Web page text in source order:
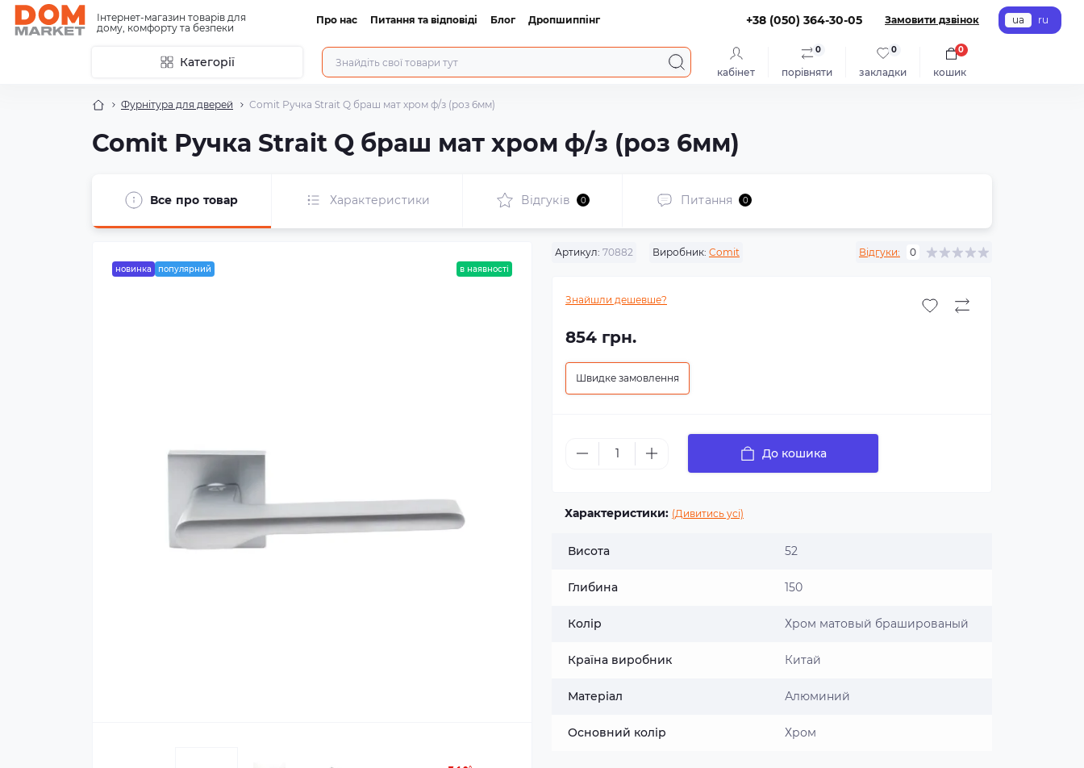
Інтернет-магазин товарів для
дому, комфорту та безпеки
Про нас Питання та відповіді Блог Дропшиппінг +38 (050) 364-30-05 Замовити дзвінок ua ru
Категорії
кабінет порівняти
0
закладки
0
кошик
0
Фурнітура для дверей Comit Ручка Strait Q браш мат хром ф/з (роз 6мм)
Comit Ручка Strait Q браш мат хром ф/з (роз 6мм)
Все про товар Характеристики Відгуків 0 Питання 0
новинка популярний в наявності
Артикул: 70882 Виробник: Comit Відгуки: 0
Знайшли дешевше?
854 грн.
Швидке замовлення
До кошика
Характеристики: (Дивитись усі)
Висота 52
Глибина 150
Колір Хром матовый брашированый
Країна виробник Китай
Матеріал Алюминий
Основний колір Хром